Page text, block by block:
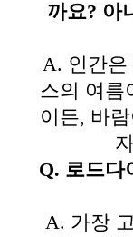
까요? 아
A. 인간
스의 여름
이든, 바
Q. 로드다
A. 가장